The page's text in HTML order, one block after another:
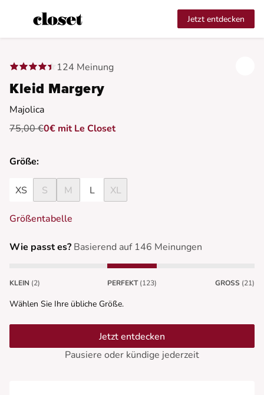
Jetzt entdecken
124 Meinung
Kleid Margery
Majolica
75,00 €0€ mit Le Closet
Größe:
XS S M L XL
Größentabelle
Wie passt es? Basierend auf 146 Meinungen
KLEIN (2) PERFEKT (123) GROSS (21)
Wählen Sie Ihre übliche Größe.
Jetzt entdecken
Pausiere oder kündige jederzeit